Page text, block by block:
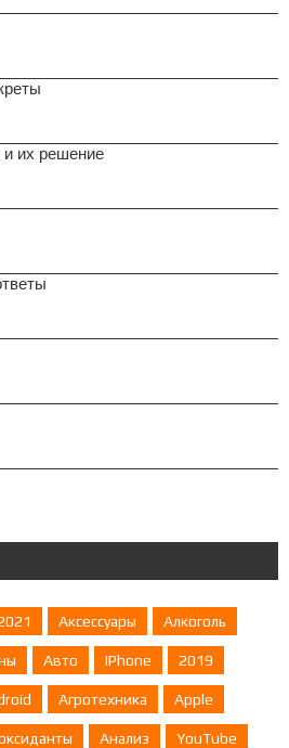
их решение
Аксессуары Алкоголь
Авто IPhone 2019
Агротехника Apple
Анализ YouTube